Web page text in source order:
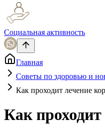
Социальная активность
Главная
Советы по здоровью и
Как проходит лечение
Как